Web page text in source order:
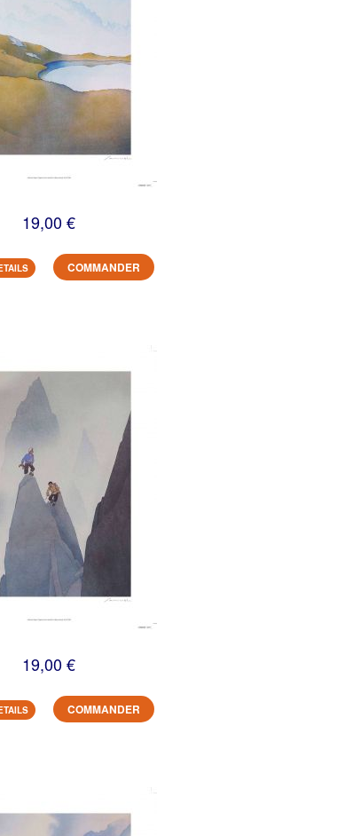
19,00 €
COMMANDER
19,00 €
COMMANDER